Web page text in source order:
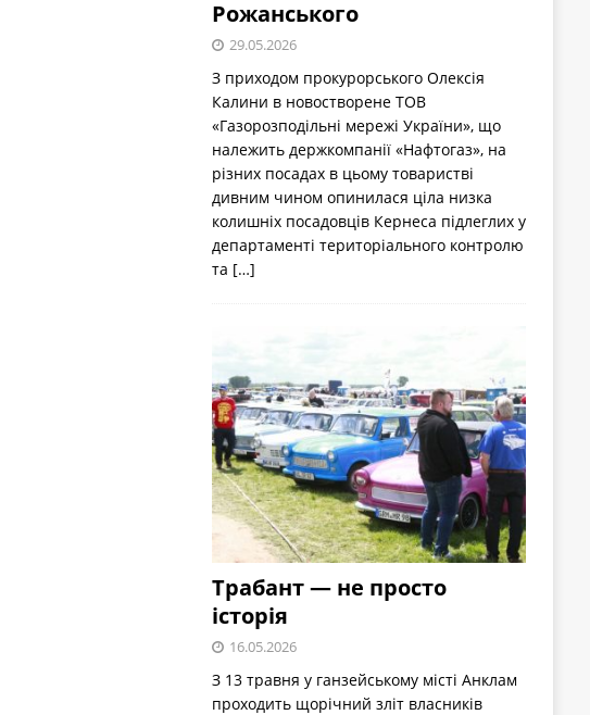
Рожанського
29.05.2026
З приходом прокурорського Олексія
Калини в новостворене ТОВ
«Газорозподільні мережі України», що
належить держкомпанії «Нафтогаз», на
різних посадах в цьому товаристві
дивним чином опинилася ціла низка
колишніх посадовців Кернеса підлеглих у
департаменті територіального контролю
та […]
Трабант — не просто
історія
16.05.2026
З 13 травня у ганзейському місті Анклам
проходить щорічний зліт власників